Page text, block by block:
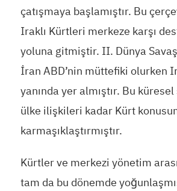
çatışmaya başlamıştır. Bu
Iraklı Kürtleri merkeze karşı
yoluna gitmiştir. II. Dünya
İran ABD’nin müttefiki olurken
yanında yer almıştır. Bu
ülke ilişkileri kadar Kürt
karmaşıklaştırmıştır.
Kürtler ve merkezi yönetim
tam da bu dönemde